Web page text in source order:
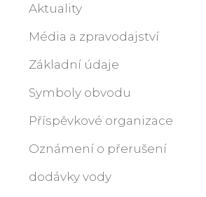
Aktuality
Média a zpravodajství
Základní údaje
Symboly obvodu
Příspěvkové organizace
Oznámení o přerušení
dodávky vody